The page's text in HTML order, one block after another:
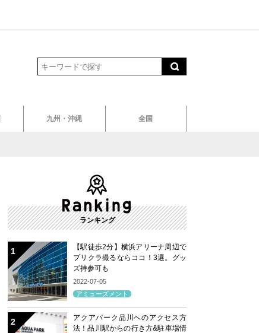
九州・沖縄 全国
ランキング
【駅徒歩2分】横浜アリーナ周辺で
プリクラ撮るならココ！3選。グッ
ズ持参可も
2022-07-05
アミューズメント
アクアパーク品川へのアクセス方
法！品川駅からの行き方&駐車場情